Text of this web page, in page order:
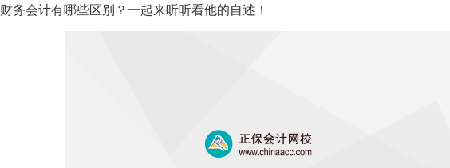
财务会计有哪些区别？一起来听听看他的自述！